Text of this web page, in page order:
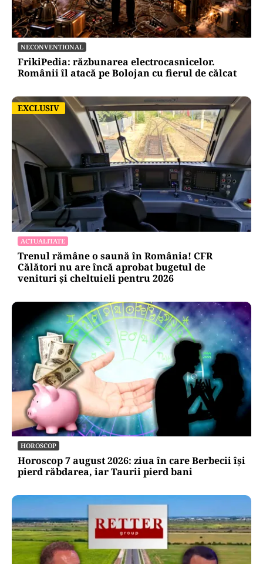
NECONVENTIONAL
FrikiPedia: răzbunarea electrocasnicelor.
Românii îl atacă pe Bolojan cu fierul de călcat
EXCLUSIV
EXCLUSIV
ACTUALITATE
Trenul rămâne o saună în România! CFR
Călători nu are încă aprobat bugetul de
venituri și cheltuieli pentru 2026
HOROSCOP
Horoscop 7 august 2026: ziua în care Berbecii își
pierd răbdarea, iar Taurii pierd bani